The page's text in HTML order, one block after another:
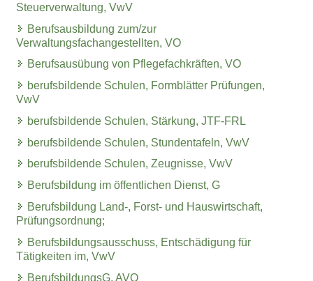
Steuerverwaltung, VwV
Berufsausbildung zum/zur
Verwaltungsfachangestellten, VO
Berufsausübung von Pflegefachkräften, VO
berufsbildende Schulen, Formblätter Prüfungen,
VwV
berufsbildende Schulen, Stärkung, JTF-FRL
berufsbildende Schulen, Stundentafeln, VwV
berufsbildende Schulen, Zeugnisse, VwV
Berufsbildung im öffentlichen Dienst, G
Berufsbildung Land-, Forst- und Hauswirtschaft,
Prüfungsordnung;
Berufsbildungsausschuss, Entschädigung für
Tätigkeiten im, VwV
BerufsbildungsG, AVO